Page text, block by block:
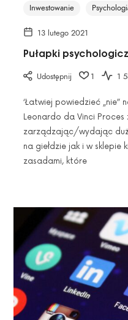
Inwestowanie
13 lutego 2021
Pułapki
Udostępnij 1 1
‘Łatwiej powiedzieć „nie”
Leonardo da Vinci Proces
zarządzając/wydając
na giełdzie jak i w sklepie
zasadami, które